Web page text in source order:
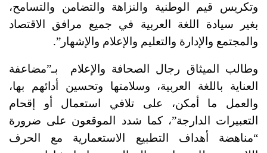
وتكريس قيم الوطنية والنزاهة والتضامن والتسامح،
بغير سيادة اللغة العربية في جميع مرافق الاقتصاد
والمجتمع والإدارة والتعليم والإعلام والإشهار”.
وطالب الميثاق رجال الصحافة والإعلام بـ”مضاعفة
العناية باللغة العربية، وسلامتها وتحسين أدائهم بها،
والعمل ما أمكن، على تلافي استعمال أو إقحام
التعبيرات الدارجة”، كما شدد الموقعون على ضرورة
“مناهضة أهداف التطبيع الاستعمارية مع الحرف